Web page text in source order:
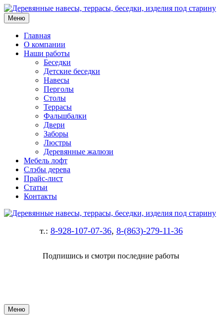
Меню
Главная
О компании
Наши работы
Беседки
Детские беседки
Навесы
Перголы
Столы
Террасы
Фальшбалки
Двери
Заборы
Люстры
Деревянные жалюзи
Мебель лофт
Слэбы дерева
Прайс-лист
Статьи
Контакты
т.: 8-928-107-07-36, 8-(863)-279-11-36
Подпишись и смотри последние работы
Меню